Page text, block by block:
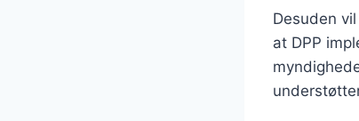
Desuden
at DPP